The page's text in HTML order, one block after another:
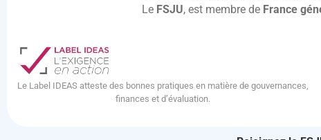
Le FSJU, est membre de France
Le Label IDEAS atteste des bonnes pratiques en matière de gouvernances,
finances et d’évaluation.